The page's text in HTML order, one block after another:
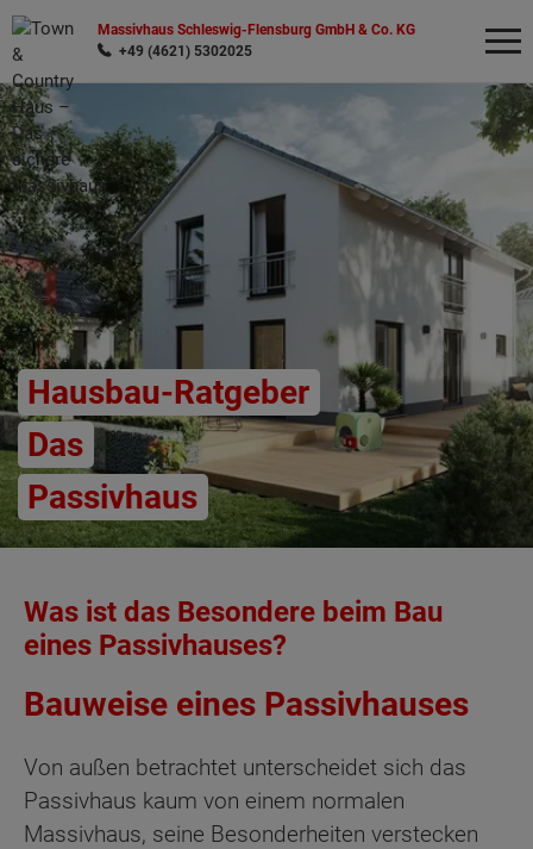
Massivhaus Schleswig-Flensburg GmbH & Co. KG
+49 (4621) 5302025
Hausbau-Ratgeber
Das
Passivhaus
Was ist das Besondere beim Bau
eines Passivhauses?
Bauweise eines Passivhauses
Von außen betrachtet unterscheidet sich das
Passivhaus kaum von einem normalen
Massivhaus, seine Besonderheiten verstecken
Wonach möchten Sie suchen?